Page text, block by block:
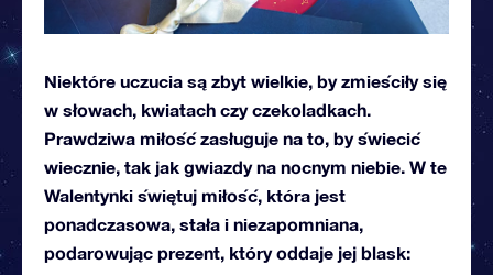
Niektóre uczucia są zbyt wielkie, by zmieściły się
w słowach, kwiatach czy czekoladkach.
Prawdziwa miłość zasługuje na to, by świecić
wiecznie, tak jak gwiazdy na nocnym niebie. W te
Walentynki świętuj miłość, która jest
ponadczasowa, stała i niezapomniana,
podarowując prezent, który oddaje jej blask: